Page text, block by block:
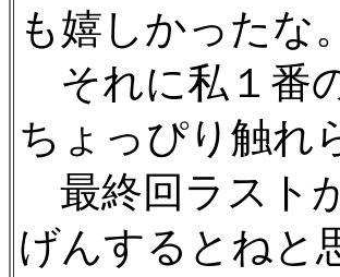
も嬉しかったな。
それに私１番
ちょっぴり触れ
最終回ラスト
げんするとねと